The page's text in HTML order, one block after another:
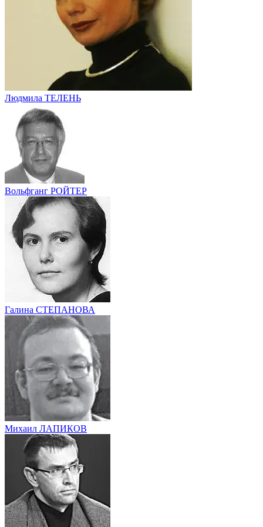
Людмила ТЕЛЕНЬ
Вольфганг РОЙТЕР
Галина СТЕПАНОВА
Михаил ЛАПИКОВ